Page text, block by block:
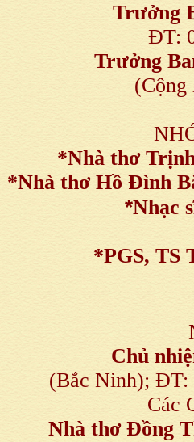
Trưởng
ĐT:
Trưởng
(Cộng
*Nhà thơ
*Nhà thơ Hồ Đình
*Nhạc
*PGS, TS
Chủ
(Bắc Ninh); ĐT:
Các
Nhà thơ Đồng